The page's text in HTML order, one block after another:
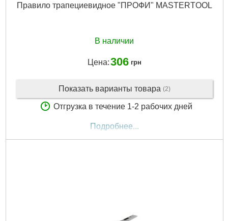
Правило трапециевидное "ПРОФИ" MASTERTOOL
В наличии
Цена:306 грн
Показать варианты товара (2)
Отгрузка в течение 1-2 рабочих дней
Подробнее...